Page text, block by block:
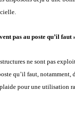
pas au poste qu’il faut
ne sont pas
qu’il faut,
pour une utilisation